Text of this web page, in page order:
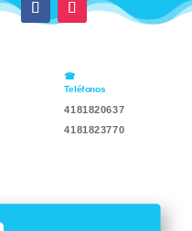
Teléfonos
4181820637
4181823770